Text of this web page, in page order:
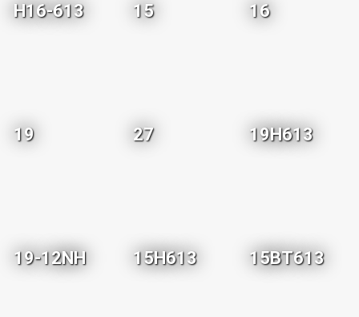
H16-613 15 16
19 27 19H613
19-12NH 15H613 15BT613